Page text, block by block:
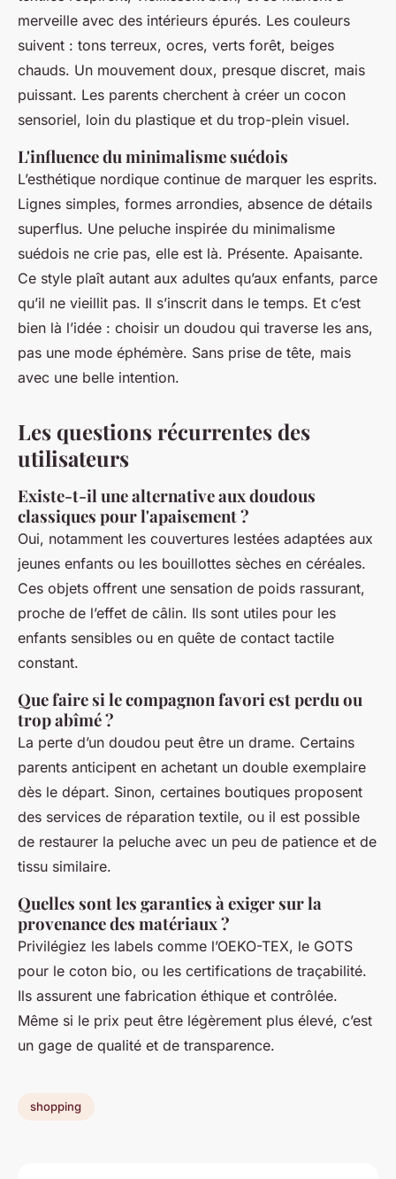
merveille avec des intérieurs épurés. Les couleurs
suivent : tons terreux, ocres, verts forêt, beiges
chauds. Un mouvement doux, presque discret, mais
puissant. Les parents cherchent à créer un cocon
sensoriel, loin du plastique et du trop-plein visuel.
L'influence du minimalisme suédois
L’esthétique nordique continue de marquer les esprits.
Lignes simples, formes arrondies, absence de détails
superflus. Une peluche inspirée du minimalisme
suédois ne crie pas, elle est là. Présente. Apaisante.
Ce style plaît autant aux adultes qu’aux enfants, parce
qu’il ne vieillit pas. Il s’inscrit dans le temps. Et c’est
bien là l’idée : choisir un doudou qui traverse les ans,
pas une mode éphémère. Sans prise de tête, mais
avec une belle intention.
Les questions récurrentes des
utilisateurs
Existe-t-il une alternative aux doudous
classiques pour l'apaisement ?
Oui, notamment les couvertures lestées adaptées aux
jeunes enfants ou les bouillottes sèches en céréales.
Ces objets offrent une sensation de poids rassurant,
proche de l’effet de câlin. Ils sont utiles pour les
enfants sensibles ou en quête de contact tactile
constant.
Que faire si le compagnon favori est perdu ou
trop abîmé ?
La perte d’un doudou peut être un drame. Certains
parents anticipent en achetant un double exemplaire
dès le départ. Sinon, certaines boutiques proposent
des services de réparation textile, ou il est possible
de restaurer la peluche avec un peu de patience et de
tissu similaire.
Quelles sont les garanties à exiger sur la
provenance des matériaux ?
Privilégiez les labels comme l’OEKO-TEX, le GOTS
pour le coton bio, ou les certifications de traçabilité.
Ils assurent une fabrication éthique et contrôlée.
Même si le prix peut être légèrement plus élevé, c’est
un gage de qualité et de transparence.
shopping